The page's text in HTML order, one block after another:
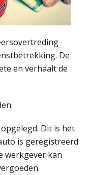
De
en verhaalt de
Dit is het
is geregistreerd
werkgever kan
HBO Programma Manager Payroll Services & Benefits
PDL